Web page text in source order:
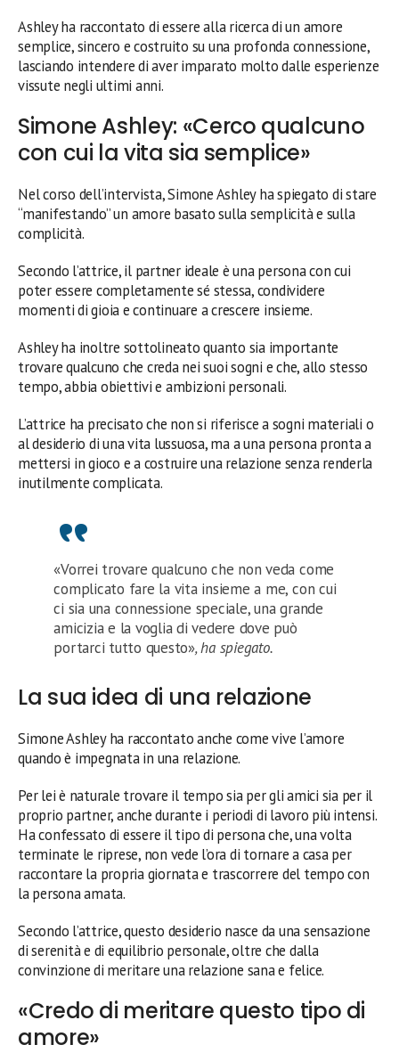
Ashley ha raccontato di essere alla ricerca di un amore
semplice, sincero e costruito su una profonda connessione,
lasciando intendere di aver imparato molto dalle esperienze
vissute negli ultimi anni.
Simone Ashley: «Cerco qualcuno
con cui la vita sia semplice»
Nel corso dell’intervista, Simone Ashley ha spiegato di stare
“manifestando” un amore basato sulla semplicità e sulla
complicità.
Secondo l’attrice, il partner ideale è una persona con cui
poter essere completamente sé stessa, condividere
momenti di gioia e continuare a crescere insieme.
Ashley ha inoltre sottolineato quanto sia importante
trovare qualcuno che creda nei suoi sogni e che, allo stesso
tempo, abbia obiettivi e ambizioni personali.
L’attrice ha precisato che non si riferisce a sogni materiali o
al desiderio di una vita lussuosa, ma a una persona pronta a
mettersi in gioco e a costruire una relazione senza renderla
inutilmente complicata.
«Vorrei trovare qualcuno che non veda come
complicato fare la vita insieme a me, con cui
ci sia una connessione speciale, una grande
amicizia e la voglia di vedere dove può
portarci tutto questo», ha spiegato.
La sua idea di una relazione
Simone Ashley ha raccontato anche come vive l’amore
quando è impegnata in una relazione.
Per lei è naturale trovare il tempo sia per gli amici sia per il
proprio partner, anche durante i periodi di lavoro più intensi.
Ha confessato di essere il tipo di persona che, una volta
terminate le riprese, non vede l’ora di tornare a casa per
raccontare la propria giornata e trascorrere del tempo con
la persona amata.
Secondo l’attrice, questo desiderio nasce da una sensazione
di serenità e di equilibrio personale, oltre che dalla
convinzione di meritare una relazione sana e felice.
«Credo di meritare questo tipo di
amore»